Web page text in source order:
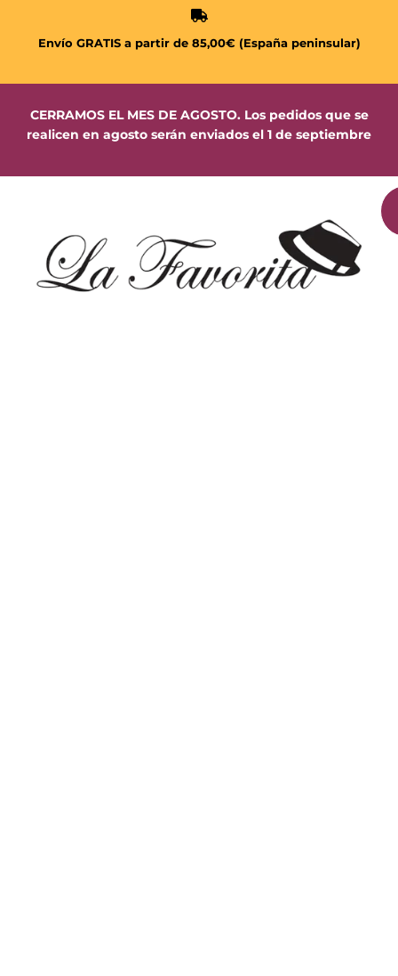
Envío GRATIS a partir de 85,00€ (España peninsular)
CERRAMOS EL MES DE AGOSTO. Los pedidos que se
realicen en agosto serán enviados el 1 de septiembre